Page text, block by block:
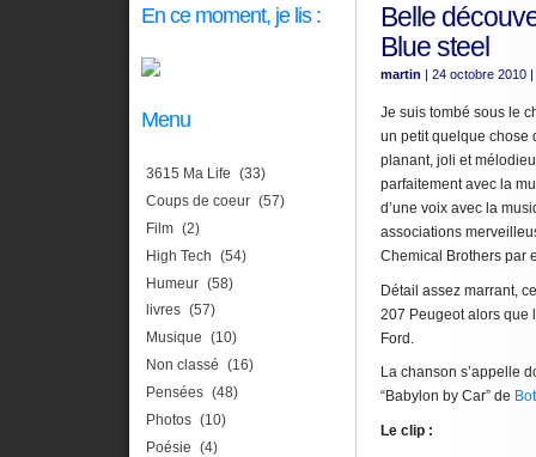
Belle
Blue steel
martin | 24 octobre 2010
Je suis tombé sous le
un petit quelque chose
planant, joli et
parfaitement avec la
d’une voix avec la
associations
Chemical Brothers par
Détail assez marrant,
207 Peugeot alors que
Ford.
La chanson s’appelle
“Babylon by Car” de
Le clip :
En ce moment, je lis :
Menu
3615 Ma Life (33)
Coups de coeur (57)
Film (2)
High Tech (54)
Humeur (58)
livres (57)
Musique (10)
Non classé (16)
Pensées (48)
Photos (10)
Poésie (4)